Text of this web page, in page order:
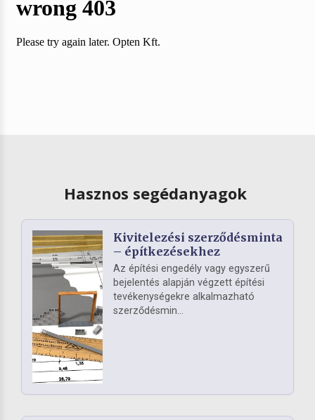
Hasznos segédanyagok
Kivitelezési szerződésminta
– építkezésekhez
Az építési engedély vagy egyszerű
bejelentés alapján végzett építési
tevékenységekre alkalmazható
szerződésmin...